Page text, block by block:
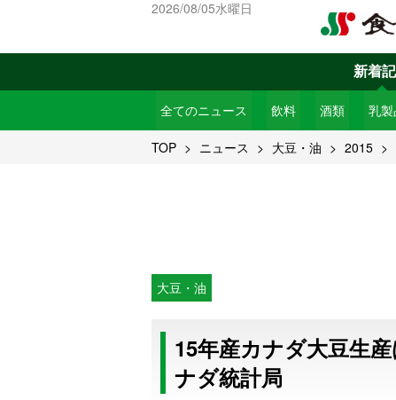
2026/08/05水曜日
新着
全てのニュース 飲料 酒類 乳製
TOP ニュース 大豆・油 2015
大豆・油
15年産カナダ大豆生
ナダ統計局